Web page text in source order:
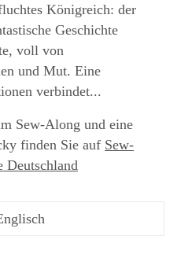
Königreich: der
Geschichte
voll von
und Mut. Eine
verbindet...
Sew-Along und eine
finden Sie auf Sew-
Deutschland